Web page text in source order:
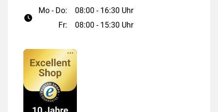
Mo - Do:
08:00 - 16:30 Uhr
Fr:
08:00 - 15:30 Uhr